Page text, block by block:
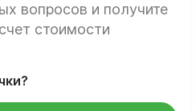
вопросов и получите
стоимости